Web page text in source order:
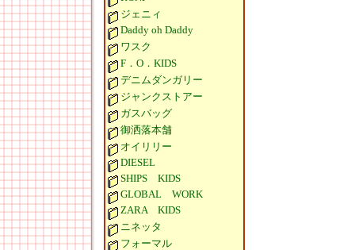
ジェニィ
Daddy oh Daddy
ワスク
F．O．KIDS
デニムダンガリー
ジャンクストアー
ガスバッグ
御洒落本舗
オイリリー
DIESEL
SHIPS KIDS
GLOBAL WORK
ZARA KIDS
ニネッタ
フォーマル